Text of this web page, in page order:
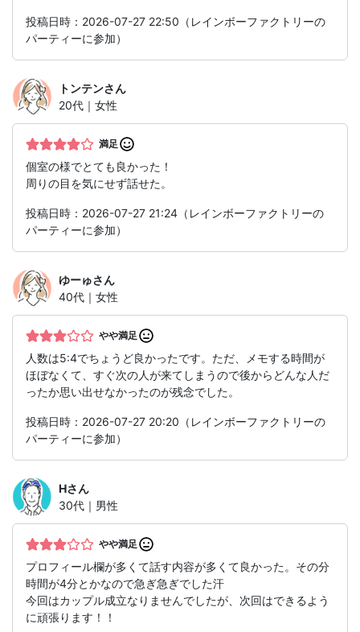
投稿日時：2026-07-27 22:50（レインボーファクトリーの
パーティーに参加）
トンテンさん
20代｜女性
満足
個室の様でとても良かった！
周りの目を気にせず話せた。
投稿日時：2026-07-27 21:24（レインボーファクトリーの
パーティーに参加）
ゆーゅさん
40代｜女性
やや満足
人数は5:4でちょうど良かったです。ただ、メモする時間が
ほぼなくて、すぐ次の人が来てしまうので後からどんな人だ
ったか思い出せなかったのが残念でした。
投稿日時：2026-07-27 20:20（レインボーファクトリーの
パーティーに参加）
Hさん
30代｜男性
やや満足
プロフィール欄が多くて話す内容が多くて良かった。その分
時間が4分とかなので急ぎ急ぎでした汗
今回はカップル成立なりませんでしたが、次回はできるよう
に頑張ります！！